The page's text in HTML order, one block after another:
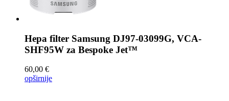
Hepa filter Samsung DJ97-03099G, VCA-
SHF95W za Bespoke Jet™
60,00 €
opširnije